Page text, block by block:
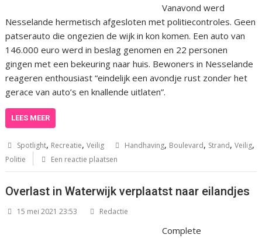
Vanavond werd
Nesselande hermetisch afgesloten met politiecontroles. Geen
patserauto die ongezien de wijk in kon komen. Een auto van
146.000 euro werd in beslag genomen en 22 personen
gingen met een bekeuring naar huis. Bewoners in Nesselande
reageren enthousiast “eindelijk een avondje rust zonder het
gerace van auto’s en knallende uitlaten”.
LEES MEER
Spotlight, Recreatie,Veilig Handhaving, Boulevard, Strand,Veilig,
Politie Een reactie plaatsen
Overlast in Waterwijk verplaatst naar eilandjes
15 mei 2021 23:53 Redactie
Complete